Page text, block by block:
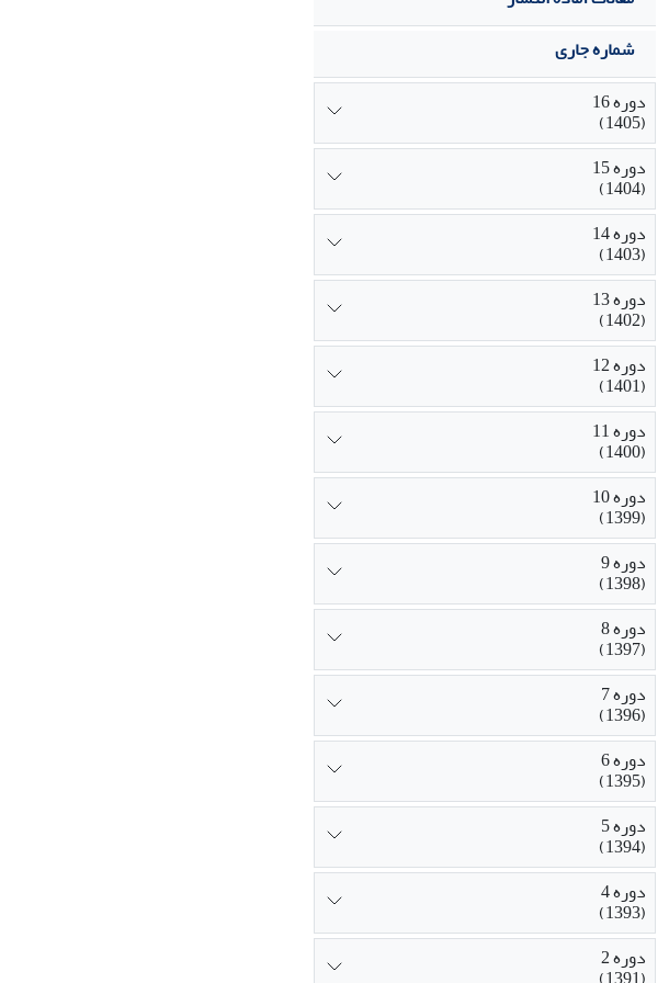
شماره جاری
دوره 16
(1405)
دوره 15
(1404)
دوره 14
(1403)
دوره 13
(1402)
دوره 12
(1401)
دوره 11
(1400)
دوره 10
(1399)
دوره 9
(1398)
دوره 8
(1397)
دوره 7
(1396)
دوره 6
(1395)
دوره 5
(1394)
دوره 4
(1393)
دوره 2